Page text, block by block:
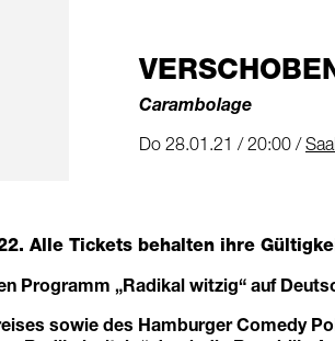
Carambolage
Do 28.01.21 / 20:00 /
. Alle Tickets behalten ihre
Programm „Radikal witzig“ auf
sowie des Hamburger Comedy